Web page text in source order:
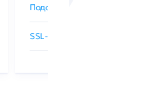
Подобрать SSL-сертификат
SSL-сертификаты GlobalSign